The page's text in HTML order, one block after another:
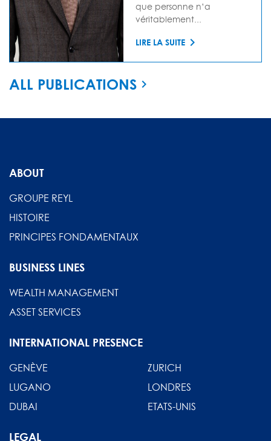
que personne n’a
véritablement...
LIRE LA SUITE
ALL PUBLICATIONS
ABOUT
GROUPE REYL
HISTOIRE
PRINCIPES FONDAMENTAUX
BUSINESS LINES
WEALTH MANAGEMENT
ASSET SERVICES
INTERNATIONAL PRESENCE
GENÈVE
ZURICH
LUGANO
LONDRES
DUBAI
ETATS-UNIS
LEGAL